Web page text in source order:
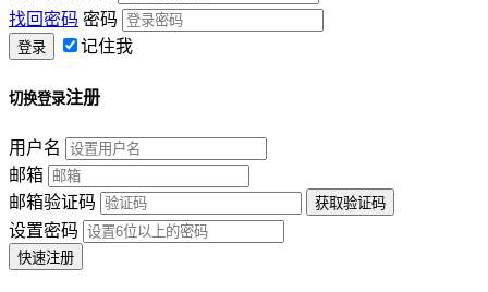
找回密码 密码
记住我
切换登录注册
用户名
邮箱
邮箱验证码
设置密码